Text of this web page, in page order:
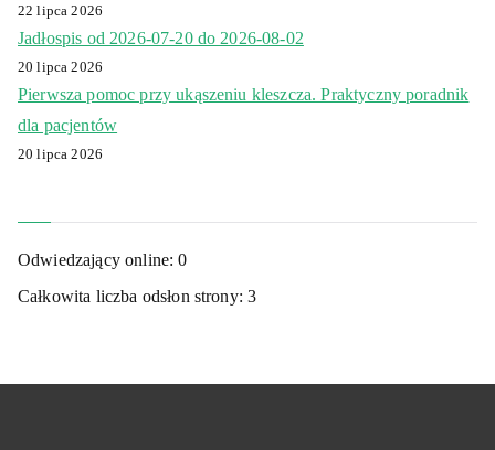
22 lipca 2026
Jadłospis od 2026-07-20 do 2026-08-02
20 lipca 2026
Pierwsza pomoc przy ukąszeniu kleszcza. Praktyczny poradnik
dla pacjentów
20 lipca 2026
Odwiedzający online:0
Całkowita liczba odsłon strony:3